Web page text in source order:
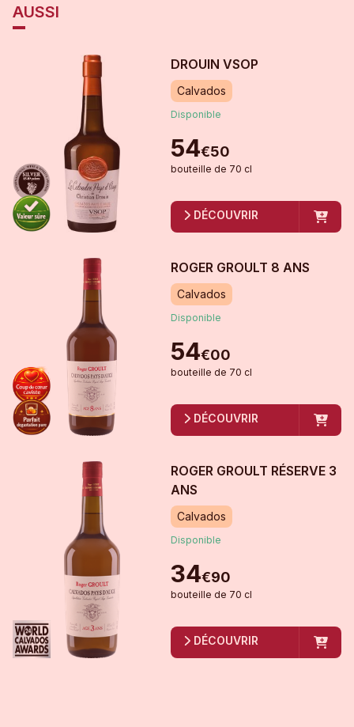
AUSSI
DROUIN VSOP
Calvados
Disponible
54€50
bouteille de 70 cl
DÉCOUVRIR
ROGER GROULT 8 ANS
Calvados
Disponible
54€00
bouteille de 70 cl
DÉCOUVRIR
ROGER GROULT RÉSERVE 3
ANS
Calvados
Disponible
34€90
bouteille de 70 cl
DÉCOUVRIR